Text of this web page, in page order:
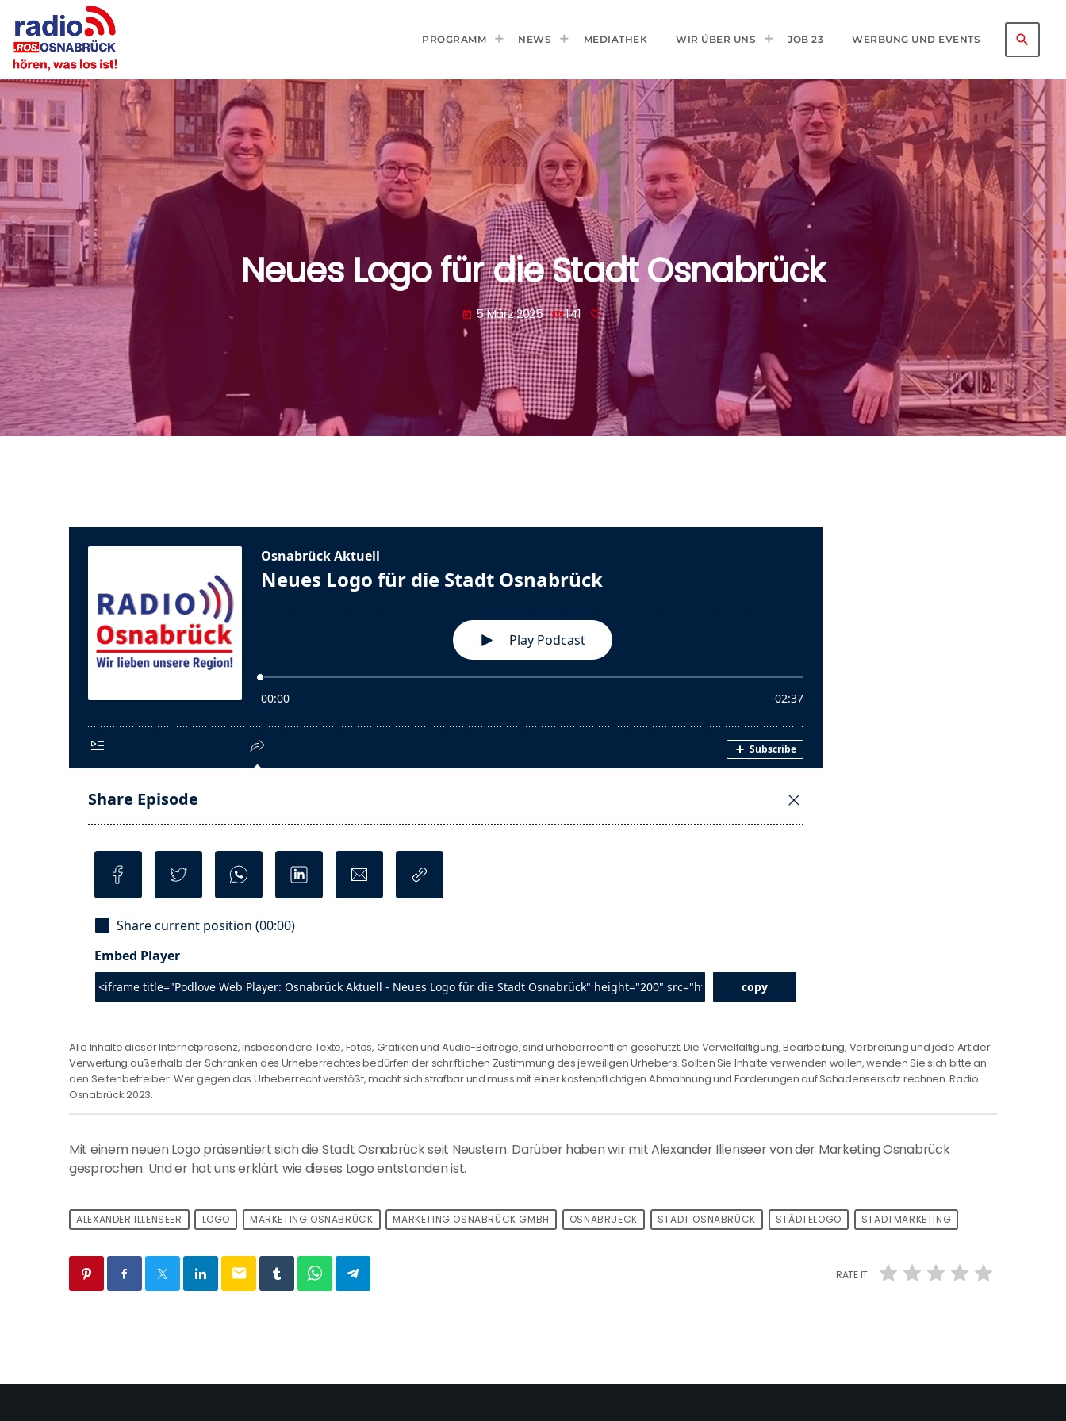
PROGRAMM NEWS MEDIATHEK WIR ÜBER UNS JOB 23 WERBUNG UND EVENTS search
Neues Logo für die Stadt Osnabrück
today 5 März 2025 141
Alle Inhalte dieser Internetpräsenz, insbesondere Texte, Fotos, Grafiken und Audio-Beiträge, sind urheberrechtlich geschützt. Die Vervielfältigung, Bearbeitung, Verbreitung und jede Art der
Verwertung außerhalb der Schranken des Urheberrechtes bedürfen der schriftlichen Zustimmung des jeweiligen Urhebers. Sollten Sie Inhalte verwenden wollen, wenden Sie sich bitte an
den Seitenbetreiber. Wer gegen das Urheberrecht verstößt, macht sich strafbar und muss mit einer kostenpflichtigen Abmahnung und Forderungen auf Schadensersatz rechnen. Radio
Osnabrück 2023.
Mit einem neuen Logo präsentiert sich die Stadt Osnabrück seit Neustem. Darüber haben wir mit Alexander Illenseer von der Marketing Osnabrück
gesprochen. Und er hat uns erklärt wie dieses Logo entstanden ist.
ALEXANDER ILLENSEER LOGO MARKETING OSNABRÜCK MARKETING OSNABRÜCK GMBH OSNABRUECK STADT OSNABRÜCK STÄDTELOGO STADTMARKETING
email RATE IT